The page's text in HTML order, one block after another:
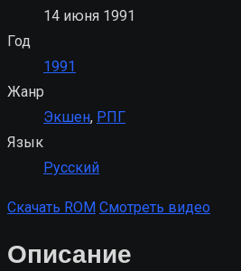
14 июня 1991
Год
1991
Жанр
Экшен, РПГ
Язык
Русский
Скачать ROM Смотреть видео
Описание